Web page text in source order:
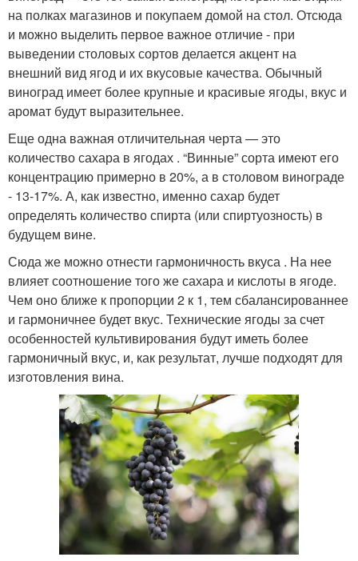
на полках магазинов и покупаем домой на стол. Отсюда
и можно выделить первое важное отличие - при
выведении столовых сортов делается акцент на
внешний вид ягод и их вкусовые качества. Обычный
виноград имеет более крупные и красивые ягоды, вкус и
аромат будут выразительнее.
Еще одна важная отличительная черта — это
количество сахара в ягодах . “Винные” сорта имеют его
концентрацию примерно в 20%, а в столовом винограде
- 13-17%. А, как известно, именно сахар будет
определять количество спирта (или спиртуозность) в
будущем вине.
Сюда же можно отнести гармоничность вкуса . На нее
влияет соотношение того же сахара и кислоты в ягоде.
Чем оно ближе к пропорции 2 к 1, тем сбалансированнее
и гармоничнее будет вкус. Технические ягоды за счет
особенностей культивирования будут иметь более
гармоничный вкус, и, как результат, лучше подходят для
изготовления вина.